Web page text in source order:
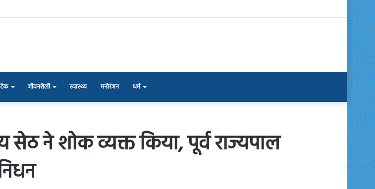
टेक जीवनशैली स्वास्थ्य मनोरंजन धर्म
ने शोक व्यक्त किया, पूर्व राज्यपाल